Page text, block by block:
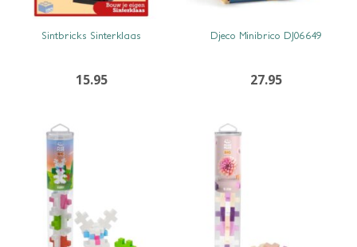
Sintbricks Sinterklaas
15.95
Djeco Minibrico DJ06649
27.95